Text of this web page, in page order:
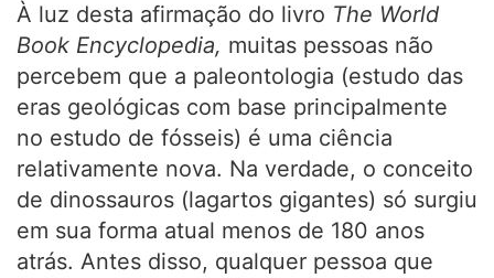
À luz desta afirmação do livro The World
Book Encyclopedia, muitas pessoas não
percebem que a paleontologia (estudo das
eras geológicas com base principalmente
no estudo de fósseis) é uma ciência
relativamente nova. Na verdade, o conceito
de dinossauros (lagartos gigantes) só surgiu
em sua forma atual menos de 180 anos
atrás. Antes disso, qualquer pessoa que